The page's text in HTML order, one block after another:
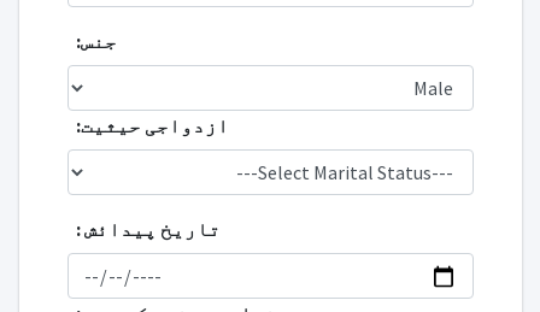
ازدواجی حیثیت:
تاريخ پيدائش :